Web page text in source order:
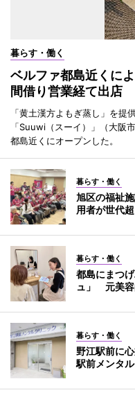
暮らす・働く
ベルファ都島近くに
間借り営業経て出店
「黄土漢方よもぎ蒸し」を提
「Suuwi（スーイ）」（大阪
都島近くにオープンした。
暮らす・働く
旭区の福祉
用者が世代
暮らす・働く
都島にまつ
ュ」 元美容
暮らす・働く
野江駅前に
駅前メンタル